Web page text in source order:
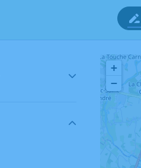
+
−